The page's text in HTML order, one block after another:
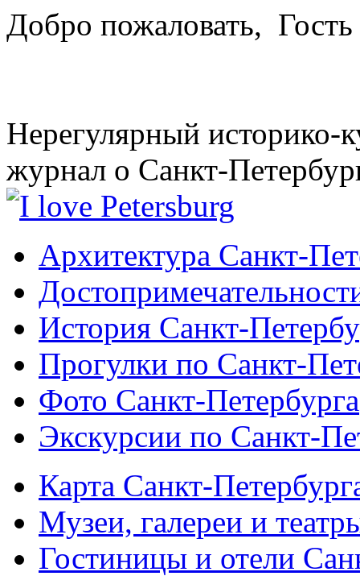
Добро пожаловать, Гость
Нерегулярный историко-
журнал о Санкт-
Архитектура Санкт-
История Санкт-
Прогулки по Санкт-
Фото Санкт-Петербурга
Экскурсии по Санкт-
Карта Санкт-
Музеи, галереи и
Гостиницы и отели